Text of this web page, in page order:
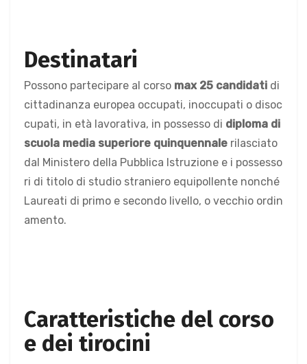
Destinatari
Possono partecipare al corso max 25 candidati di
cittadinanza europea occupati, inoccupati o disoc
cupati, in età lavorativa, in possesso di diploma di
scuola media superiore quinquennale rilasciato
dal Ministero della Pubblica Istruzione e i possesso
ri di titolo di studio straniero equipollente nonché
Laureati di primo e secondo livello, o vecchio ordin
amento.
Caratteristiche del corso
e dei tirocini